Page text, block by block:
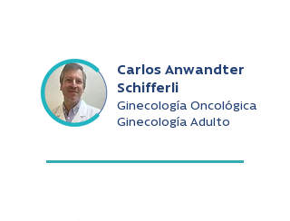
Carlos Anwandter
Schifferli
Ginecología Oncológica
Ginecología Adulto